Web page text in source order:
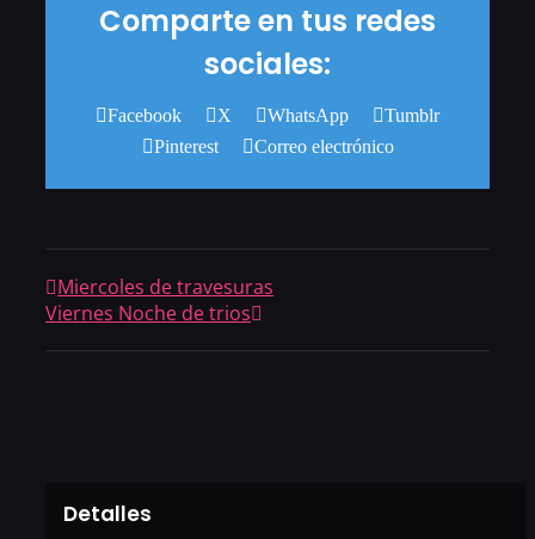
Comparte en tus redes
sociales:
Facebook X WhatsApp
Tumblr
Pinterest
Correo electrónico
Miercoles de travesuras
Viernes Noche de trios
Detalles